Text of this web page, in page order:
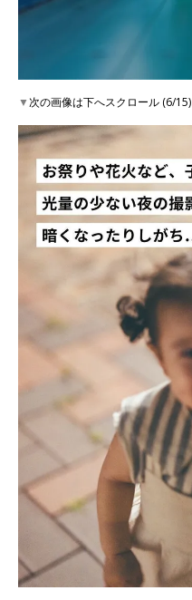
▼次の画像は下へスクロール (6/15)